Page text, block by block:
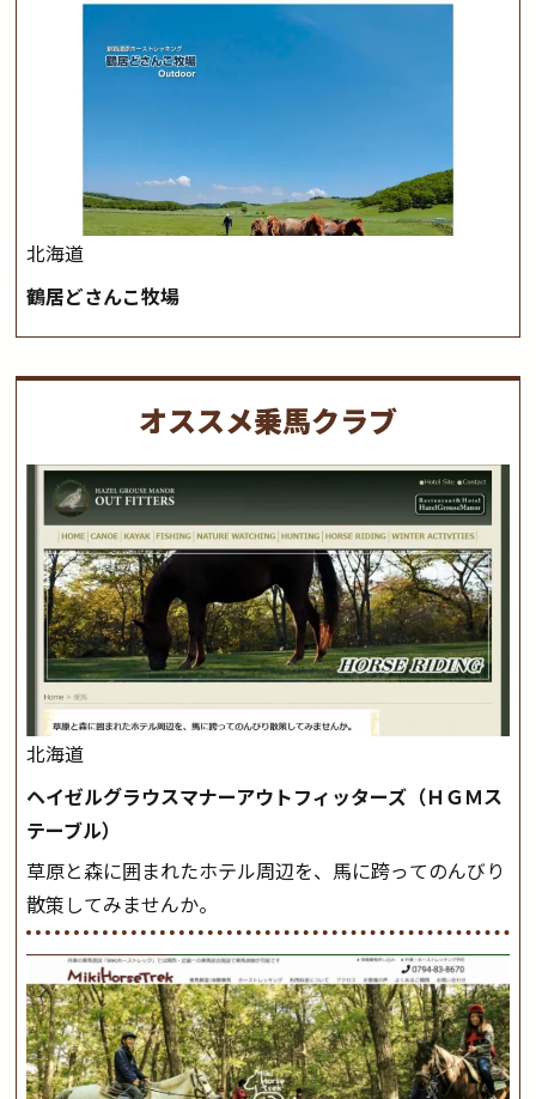
北海道
鶴居どさんこ牧場
オススメ乗馬クラブ
北海道
ヘイゼルグラウスマナーアウトフィッターズ（ＨＧＭス
テーブル）
草原と森に囲まれたホテル周辺を、馬に跨ってのんびり
散策してみませんか。